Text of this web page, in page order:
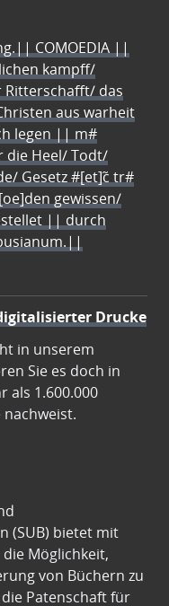
COMOEDIA ||
kampff/
das
aus warheit
legen || m#
die Heel/ Todt/
Gesetz #[et]c̃ tr#
gewissen/
|| durch
Drucke
in unserem
Sie es doch in
als 1.600.000
(SUB) bietet mit
die Möglichkeit,
von Büchern zu
Patenschaft für